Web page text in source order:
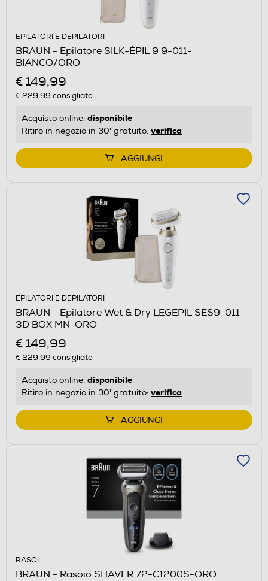
EPILATORI E DEPILATORI
BRAUN - Epilatore SILK-ÉPIL 9 9-011-
BIANCO/ORO
€ 149,99
€ 229,99 consigliato
Acquisto online: disponibile
Ritiro in negozio in 30' gratuito: verifica
AGGIUNGI
EPILATORI E DEPILATORI
BRAUN - Epilatore Wet & Dry LEGEPIL SES9-011
3D BOX MN-ORO
€ 149,99
€ 229,99 consigliato
Acquisto online: disponibile
Ritiro in negozio in 30' gratuito: verifica
AGGIUNGI
RASOI
BRAUN - Rasoio SHAVER 72-C1200S-ORO